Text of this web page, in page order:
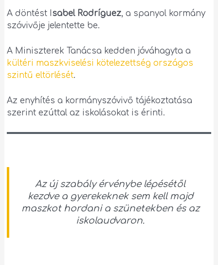
A döntést I sabel Rodríguez, a spanyol kormány
szóvivője jelentette be.
A Miniszterek Tanácsa kedden jóváhagyta a
kültéri maszkviselési kötelezettség országos
szintű eltörlését.
Az enyhítés a kormányszóvivő tájékoztatása
szerint ezúttal az iskolásokat is érinti.
Az új szabály érvénybe lépésétől
kezdve a gyerekeknek sem kell majd
maszkot hordani a szünetekben és az
iskolaudvaron.